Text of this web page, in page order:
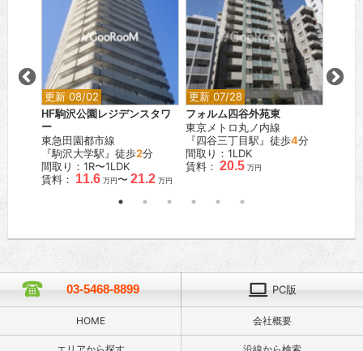
更新 08/02
HF駒沢公園レジデンスタワ
ー
東急田園都市線
『駒沢大学駅』徒歩2分
間取り：1R〜1LDK
賃料： 11.6 万円〜 21.2 万円
更新 07/28
フォルム四谷外苑東
東京メトロ丸ノ内線
『四谷三丁目駅』徒歩4分
間取り：1LDK
賃料： 20.5 万円
03-5468-8899 PC版
HOME 会社概要